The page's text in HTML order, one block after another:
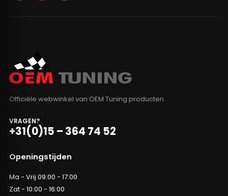
Officiële webwinkel van OEM Tuning producten.
VRAGEN?
+31(0)15 – 364 74 52
Openingstijden
Ma - Vrij 09:00 - 17:00
Zat - 10:00 - 16:00